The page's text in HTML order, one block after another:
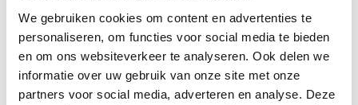
We gebruiken cookies om content en advertenties te
personaliseren, om functies voor social media te bieden
en om ons websiteverkeer te analyseren. Ook delen we
informatie over uw gebruik van onze site met onze
partners voor social media, adverteren en analyse. Deze
De blower bevestigt u aan de pop en dan staat
deze feestpop binnen 5 minuten te vlammen in de
tuin.
Alles wordt meegeleverd!